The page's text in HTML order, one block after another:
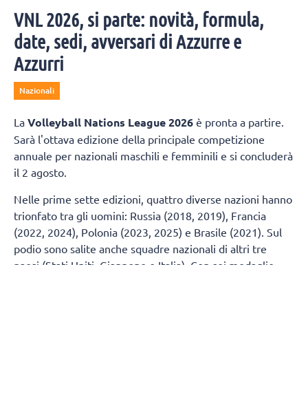
VNL 2026, si parte: novità, formula,
date, sedi, avversari di Azzurre e
Azzurri
Nazionali
La Volleyball Nations League 2026 è pronta a partire.
Sarà l'ottava edizione della principale competizione
annuale per nazionali maschili e femminili e si concluderà
il 2 agosto.
Nelle prime sette edizioni, quattro diverse nazioni hanno
trionfato tra gli uomini: Russia (2018, 2019), Francia
(2022, 2024), Polonia (2023, 2025) e Brasile (2021). Sul
podio sono salite anche squadre nazionali di altri tre
paesi (Stati Uniti, Giappone e Italia). Con sei medaglie